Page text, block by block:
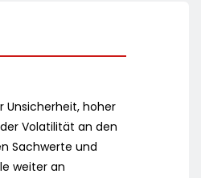
Unsicherheit, hoher
Volatilität an den
Sachwerte und
weiter an